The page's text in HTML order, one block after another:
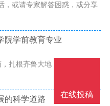
，或请专家解答困惑，或分享
院学前教育专业
扎根齐鲁大地，面向华东和
的科学道路
在线投稿